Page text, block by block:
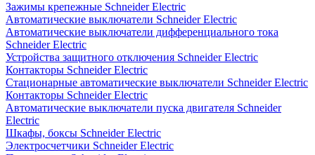
Зажимы крепежные Schneider Electric
Автоматические выключатели Schneider Electric
Автоматические выключатели дифференциального тока
Schneider Electric
Устройства защитного отключения Schneider Electric
Контакторы Schneider Electric
Стационарные автоматические выключатели Schneider Electric
Контакторы Schneider Electric
Автоматические выключатели пуска двигателя Schneider
Electric
Шкафы, боксы Schneider Electric
Электросчетчики Schneider Electric